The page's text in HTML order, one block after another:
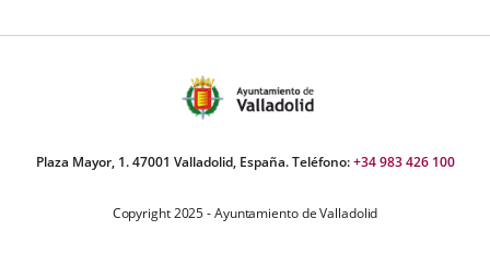
Plaza Mayor, 1. 47001 Valladolid, España. Teléfono:+34 983 426 100
Copyright 2025 - Ayuntamiento de Valladolid